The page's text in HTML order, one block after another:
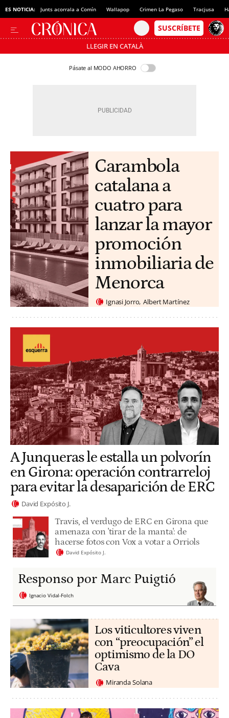
ES NOTICIA: Junts acorrala a Comín Wallapop Crimen La Pegaso Tracjusa
LLEGIR EN CATALÀ
Pásate al MODO AHORRO
Carambola
catalana a
cuatro para
lanzar la mayor
promoción
inmobiliaria de
Menorca
Ignasi Jorro Albert Martínez
A Junqueras le estalla un polvorín
en Girona: operación contrarreloj
para evitar la desaparición de ERC
David Expósito J.
Travis, el verdugo de ERC en Girona que
amenaza con 'tirar de la manta': de
hacerse fotos con Vox a votar a Orriols
David Expósito J.
Responso por Marc Puigtió
Ignacio Vidal-Folch
Los viticultores viven
con “preocupación” el
optimismo de la DO
Cava
Miranda Solana